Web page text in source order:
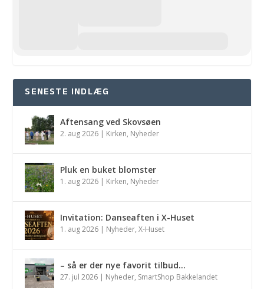
SENESTE INDLÆG
Aftensang ved Skovsøen
2. aug 2026 | Kirken, Nyheder
Pluk en buket blomster
1. aug 2026 | Kirken, Nyheder
Invitation: Danseaften i X-Huset
1. aug 2026 | Nyheder,X-Huset
– så er der nye favorit tilbud…
27. jul 2026 | Nyheder, SmartShop Bakkelandet